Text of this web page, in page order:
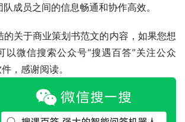
成员之间的信息畅通和协作高效。
的关于商业策划书范文的内容，如果您想
以微信搜索公众号“搜遇百答”关注公众
，感谢阅读。